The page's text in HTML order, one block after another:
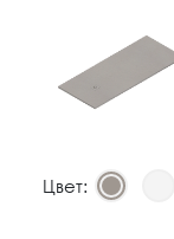
Цвет: